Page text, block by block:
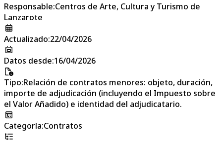
Responsable:Centros de Arte, Cultura y Turismo de
Lanzarote
Actualizado:22/04/2026
Datos desde:16/04/2026
Tipo:Relación de contratos menores: objeto, duración,
importe de adjudicación (incluyendo el Impuesto sobre
el Valor Añadido) e identidad del adjudicatario.
Categoría:Contratos